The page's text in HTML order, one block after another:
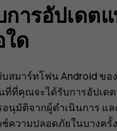
ารอัปเดต
ด
สมาร์ทโฟน Android ขอ
ที่คุณจะได้รับการอัปเด
นุมัติจากผู้ดำเนินการ แ
ความปลอดภัยในบางครั้